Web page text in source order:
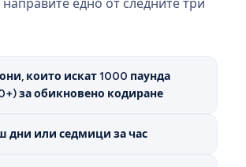
едно от следните три
които искат 1000 паунда
за обикновено кодиране
дни или седмици за час